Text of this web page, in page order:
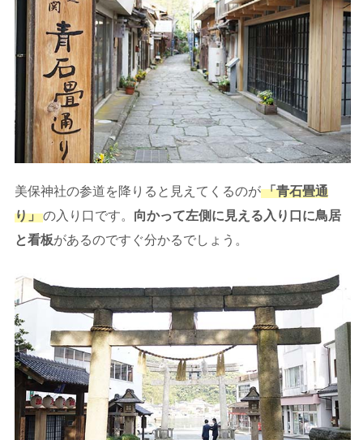
美保神社の参道を降りると見えてくるのが「青石畳通
り」の入り口です。 向かって左側に見える入り口に鳥居
と看板があるのですぐ分かるでしょう。